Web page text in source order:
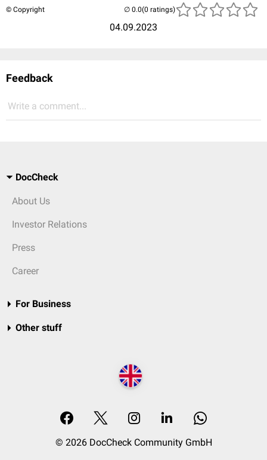
© Copyright
04.09.2023
(0 ratings)
Feedback
Write a comment...
DocCheck
About Us
Investor Relations
Press
Career
For Business
Other stuff
© 2026 DocCheck Community GmbH